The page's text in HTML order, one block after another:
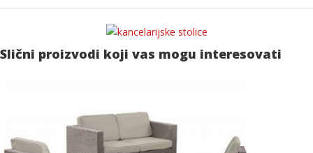
Slični proizvodi koji vas mogu interesovati